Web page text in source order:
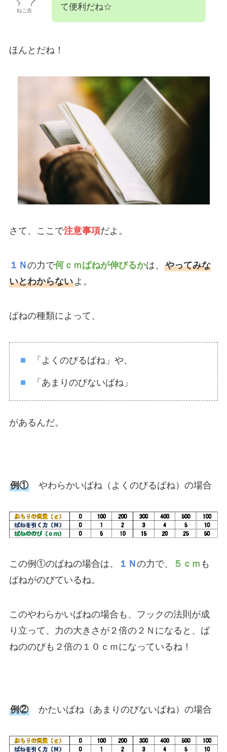
ねこ吉
て便利だね☆
ほんとだね！
さて、ここで注意事項だよ。
１Ｎの力で何ｃｍばねが伸びるかは、 やってみな
いとわからないよ。
ばねの種類によって、
「よくのびるばね」や、
「あまりのびないばね」
があるんだ。
例①やわらかいばね（よくのびるばね）の場合
この例①のばねの場合は、 １Ｎ の力で、 ５ｃｍ も
ばねがのびているね。
このやわらかいばねの場合も、フックの法則が成
り立って、力の大きさが２倍の２Ｎになると、ば
ねののびも２倍の１０ｃｍになっているね！
例②かたいばね（あまりのびないばね）の場合